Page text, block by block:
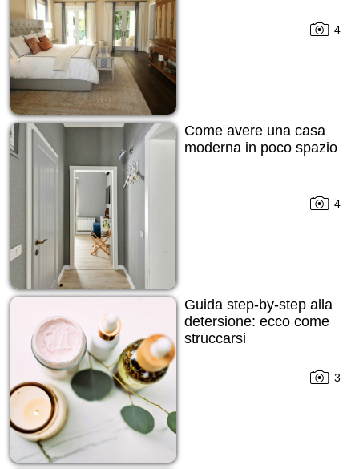
4
Come avere una casa
moderna in poco spazio
4
Guida step-by-step alla
detersione: ecco come
struccarsi
3